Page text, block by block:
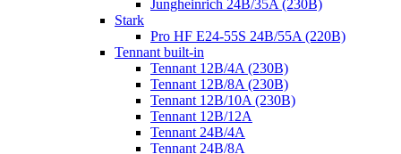
Jungheinrich 24B/35A (230B)
Stark
Pro HF E24-55S 24B/55A (220B)
Tennant built-in
Tennant 12B/4A (230B)
Tennant 12B/8A (230B)
Tennant 12B/10A (230B)
Tennant 12B/12A
Tennant 24B/4A
Tennant 24B/8A